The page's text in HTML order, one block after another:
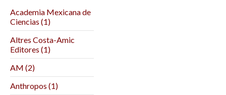
Academia Mexicana de
Ciencias (1)
Altres Costa-Amic
Editores (1)
AM (2)
Anthropos (1)